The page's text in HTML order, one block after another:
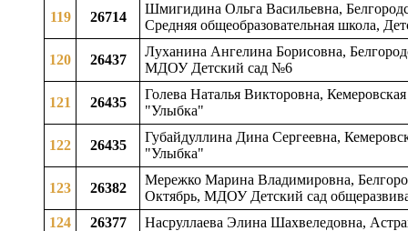
119 26714
Шмигидина Ольга Васильевна,
Средняя общеобразовательная школа,
120 26437
Луханина Ангелина Борисовна,
МДОУ Детский сад №6
121 26435
Голева Наталья Викторовна,
"Улыбка"
122 26435
Губайдуллина Дина Сергеевна,
"Улыбка"
123 26382
Мережко Марина Владимировна,
Октябрь, МДОУ Детский сад
124
26377 Насруллаева Элина Шахвеледовна,